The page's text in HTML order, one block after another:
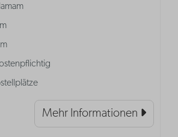
Mehr Informationen